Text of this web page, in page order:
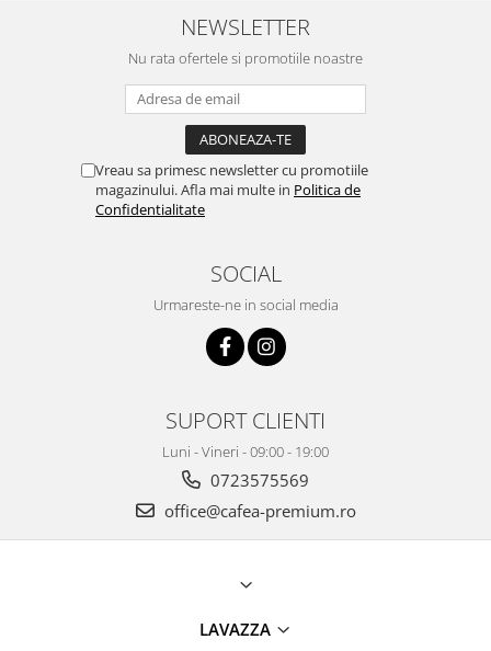
NEWSLETTER
Nu rata ofertele si promotiile noastre
Vreau sa primesc newsletter cu promotiile
magazinului. Afla mai multe in Politica de
Confidentialitate
SOCIAL
Urmareste-ne in social media
SUPORT CLIENTI
Luni - Vineri - 09:00 - 19:00
0723575569
office@cafea-premium.ro
LAVAZZA